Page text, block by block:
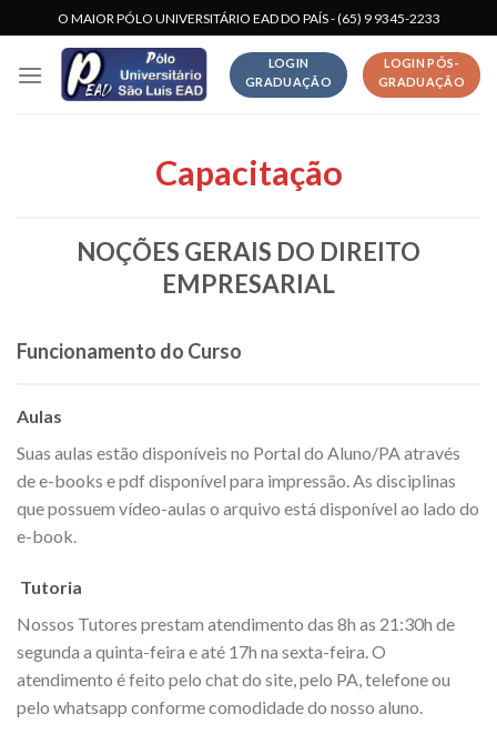
to
content
O MAIOR PÓLO UNIVERSITÁRIO EAD DO PAÍS - (65) 9 9345-2233
LOGIN
GRADUAÇÃO
LOGIN PÓS-
GRADUAÇÃO
Capacitação
NOÇÕES GERAIS DO DIREITO
EMPRESARIAL
Funcionamento do Curso
Aulas
Suas aulas estão disponíveis no Portal do Aluno/PA através
de e-books e pdf disponível para impressão. As disciplinas
que possuem vídeo-aulas o arquivo está disponível ao lado do
e-book.
Tutoria
Nossos Tutores prestam atendimento das 8h as 21:30h de
segunda a quinta-feira e até 17h na sexta-feira. O
atendimento é feito pelo chat do site, pelo PA, telefone ou
pelo whatsapp conforme comodidade do nosso aluno.